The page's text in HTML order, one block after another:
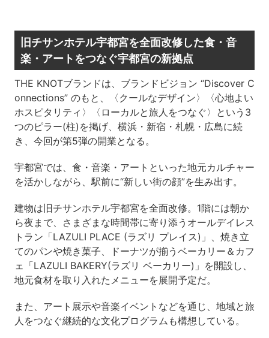
旧チサンホテル宇都宮を全面改修した食・音
楽・アートをつなぐ宇都宮の新拠点
THE KNOTブランドは、ブランドビジョン “Discover C
onnections” のもと、〈クールなデザイン〉〈心地よい
ホスピタリティ〉〈ローカルと旅人をつなぐ〉という3
つのピラー(柱)を掲げ、横浜・新宿・札幌・広島に続
き、今回が第5弾の開業となる。
宇都宮では、食・音楽・アートといった地元カルチャー
を活かしながら、駅前に“新しい街の顔”を生み出す。
建物は旧チサンホテル宇都宮を全面改修。1階には朝か
ら夜まで、さまざまな時間帯に寄り添うオールデイレス
トラン「LAZULI PLACE (ラズリ プレイス)」、焼き立
てのパンや焼き菓子、ドーナツが揃うベーカリー＆カフ
ェ「LAZULI BAKERY(ラズリ ベーカリー)」を開設し、
地元食材を取り入れたメニューを展開予定だ。
また、アート展示や音楽イベントなどを通じ、地域と旅
人をつなぐ継続的な文化プログラムも構想している。